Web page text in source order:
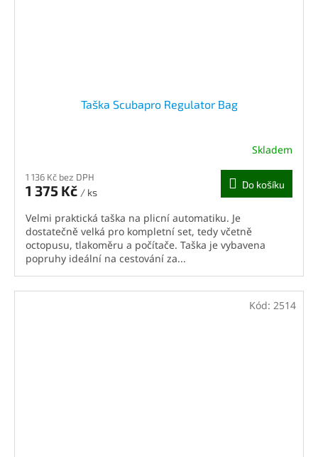
Taška Scubapro Regulator Bag
Skladem
1 136 Kč bez DPH
1 375 Kč / ks
Do košíku
Velmi praktická taška na plicní automatiku. Je
dostatečně velká pro kompletní set, tedy včetně
octopusu, tlakoměru a počítače. Taška je vybavena
popruhy ideální na cestování za...
Kód: 2514